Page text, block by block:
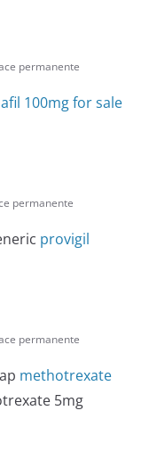
permanente
100mg for sale
permanente
provigil
permanente
methotrexate
5mg